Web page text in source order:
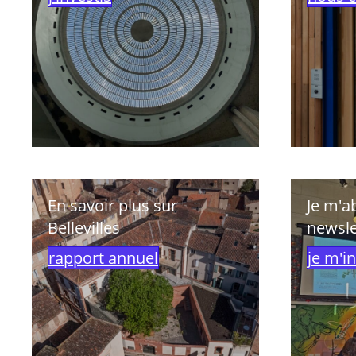
En savoir plus sur
Bellevilles
rapport annuel
Je
je